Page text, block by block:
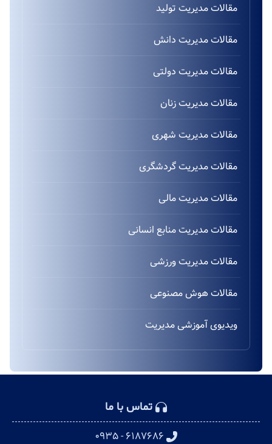
مقالات مدیریت تولید
مقالات مدیریت دانش
مقالات مدیریت دولتی
مقالات مدیریت زنان
مقالات مدیریت شهری
مقالات مدیریت گردشگری
مقالات مدیریت مالی
مقالات مدیریت منابع انسانی
مقالات مدیریت ورزشی
مقالات هوش مصنوعی
ویدیوی آموزشی مدیریت
تماس با ما
۶۱۸۷۶۸۶ - ۰۹۳۵